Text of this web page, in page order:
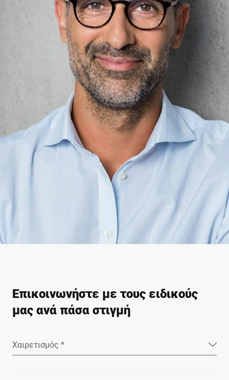
Επικοινωνήστε με τους ειδικούς
μας ανά πάσα στιγμή
Χαιρετισμός *